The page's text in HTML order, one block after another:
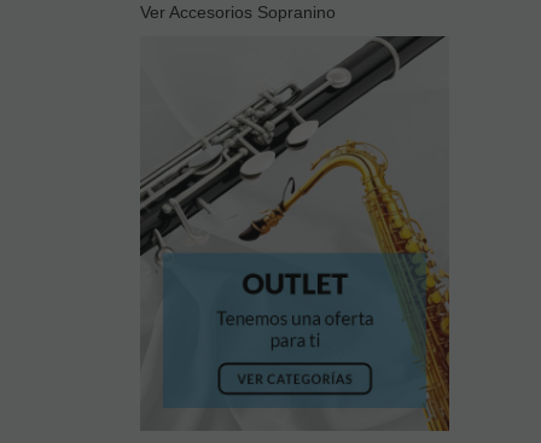
Ver Accesorios Sopranino